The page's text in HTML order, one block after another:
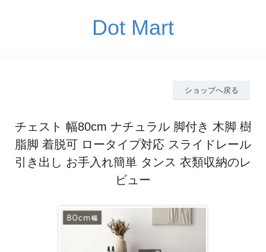
Dot Mart
ショップへ戻る
チェスト 幅80cm ナチュラル 脚付き 木脚 樹
脂脚 着脱可 ロータイプ対応 スライドレール
引き出し お手入れ簡単 タンス 衣類収納のレ
ビュー